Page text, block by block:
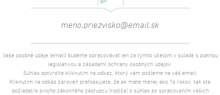
Vaše osobné údaje (email) budeme spracovávať len za týmto účelom v súlade s platnou
legislatívou a zásadami ochrany osobných údajov.
Súhlas potvrdíte kliknutím na odkaz, ktorý vám pošleme na váš email.
Kliknutím na odkaz zároveň prehlasujete, že ak máte menej ako 16 rokov, tak ste
požiadal/a svojho zákonného zástupcu (rodiča) o súhlas so spracovaním vašich